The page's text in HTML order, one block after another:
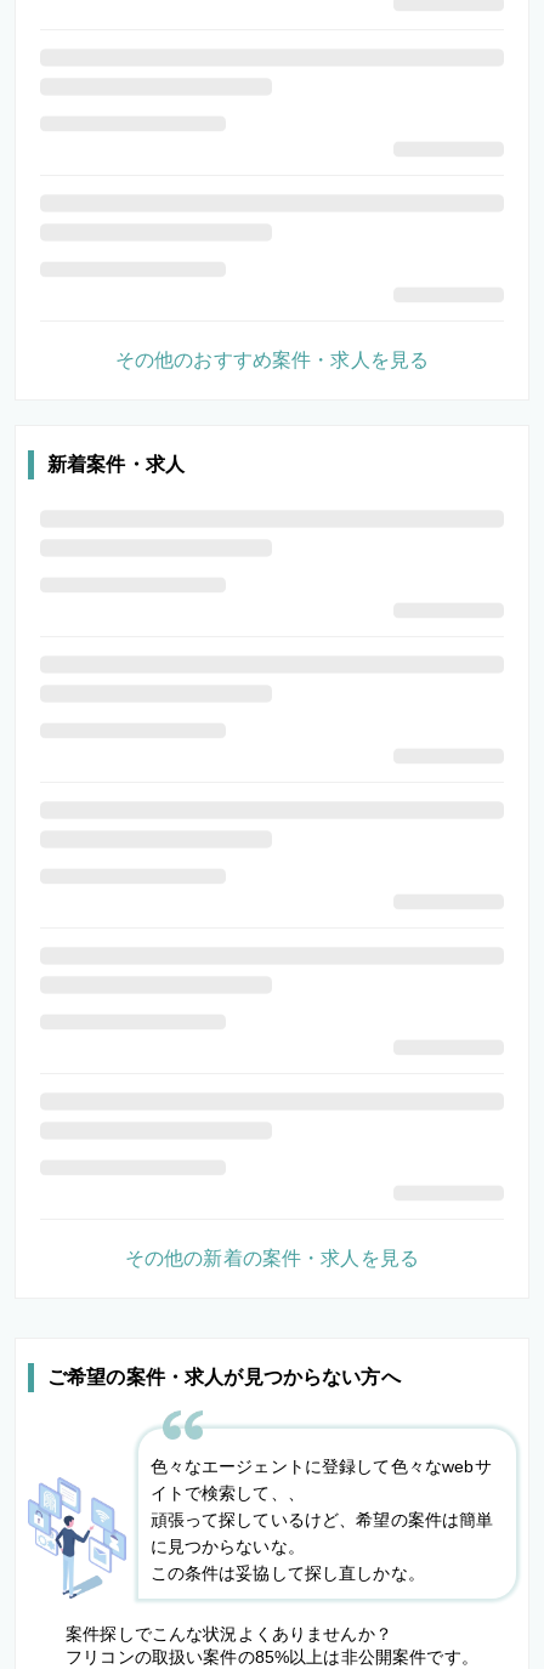
ご希望の案件・求人が見つからない方へ
色々なエージェントに登録して色々なwebサ
イトで検索して、、
頑張って探しているけど、希望の案件は簡単
に見つからないな。
この条件は妥協して探し直しかな。
案件探しでこんな状況よくありませんか？
フリコンの取扱い案件の85%以上は非公開案件です。
その他のおすすめ案件・求人を見る
新着案件・求人
その他の新着の案件・求人を見る